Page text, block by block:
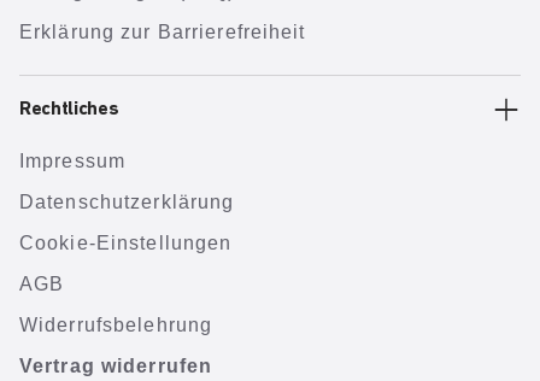
Erklärung zur Barrierefreiheit
Rechtliches
Impressum
Datenschutzerklärung
Cookie-Einstellungen
AGB
Widerrufsbelehrung
Vertrag widerrufen